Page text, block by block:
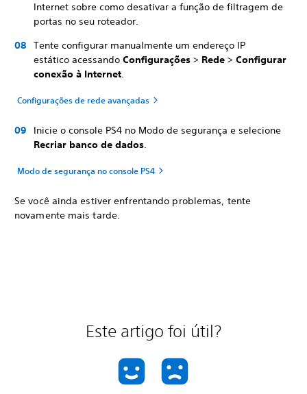
Internet sobre como desativar a função de filtragem de
portas no seu roteador.
Tente configurar manualmente um endereço IP
estático acessando Configurações > Rede > Configurar
conexão à Internet.
Configurações de rede avançadas
Inicie o console PS4 no Modo de segurança e selecione
Recriar banco de dados.
Modo de segurança no console PS4
Se você ainda estiver enfrentando problemas, tente
novamente mais tarde.
Este artigo foi útil?